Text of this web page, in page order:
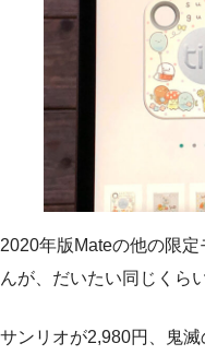
2020年版Mateの他の限
んが、だいたい同じくら
サンリオが2,980円、鬼